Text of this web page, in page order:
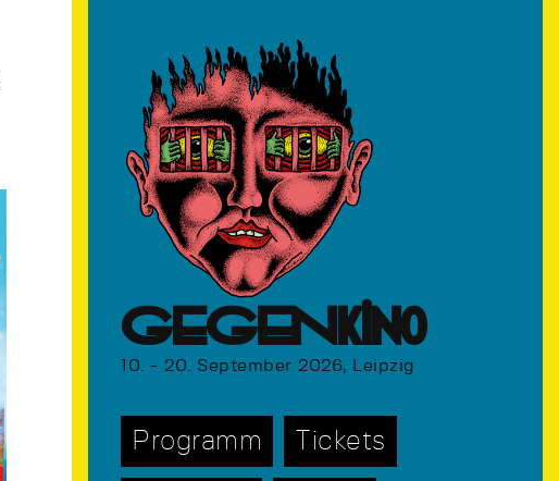
GEGENkino
10. - 20. September 2026, Leipzig
Programm Tickets